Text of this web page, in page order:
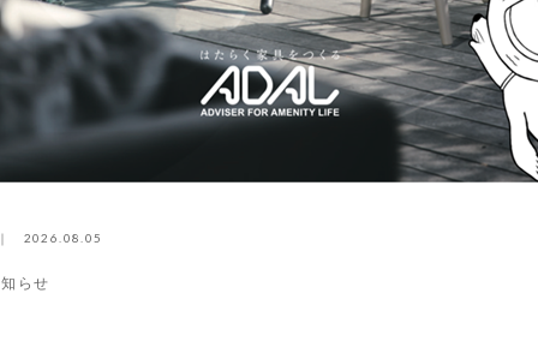
2026.08.05
らせ